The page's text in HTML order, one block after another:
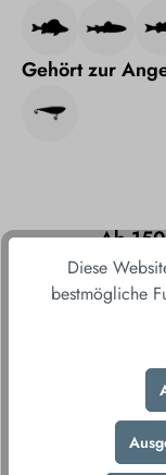
Gehört zur
Ab
Ab
Fair
Durch
Ihnen
Diese
bestmögliche